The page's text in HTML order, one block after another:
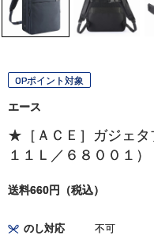
OPポイント対象
エース
★［ＡＣＥ］ガジェタ
１１Ｌ／６８００１）
送料660円（税込）
のし対応 不可